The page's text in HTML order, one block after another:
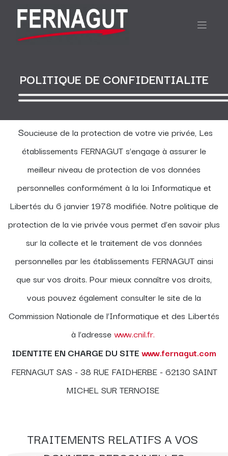
POLITIQUE DE CONFIDENTIALITE
Soucieuse de la protection de votre vie privée, Les
établissements FERNAGUT s’engage à assurer le
meilleur niveau de protection de vos données
personnelles conformément à la loi Informatique et
Libertés du 6 janvier 1978 modifiée. Notre politique de
protection de la vie privée vous permet d’en savoir plus
sur la collecte et le traitement de vos données
personnelles par les établissements FERNAGUT ainsi
que sur vos droits. Pour mieux connaître vos droits,
vous pouvez également consulter le site de la
Commission Nationale de l’Informatique et des Libertés
à l’adressewww.cnil.fr.
IDENTITE EN CHARGE DU SITEwww.fernagut.com
FERNAGUT SAS - 38 RUE FAIDHERBE - 62130 SAINT
MICHEL SUR TERNOISE
TRAITEMENTS RELATIFS A VOS